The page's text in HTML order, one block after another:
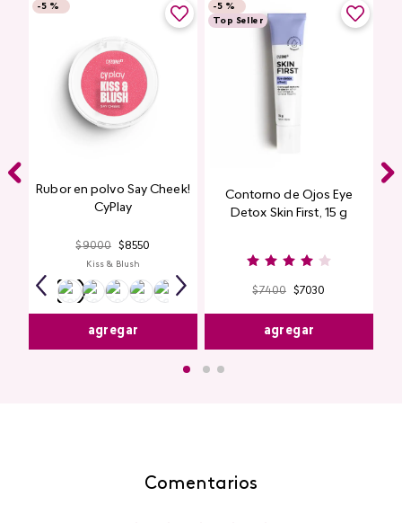
-5 %
Rubor en polvo Say Cheek!
CyPlay
$9000 $8550
Kiss & Blush
agregar
-5 %
Top Seller
Contorno de Ojos Eye
Detox Skin First, 15 g
$7400 $7030
agregar
Comentarios